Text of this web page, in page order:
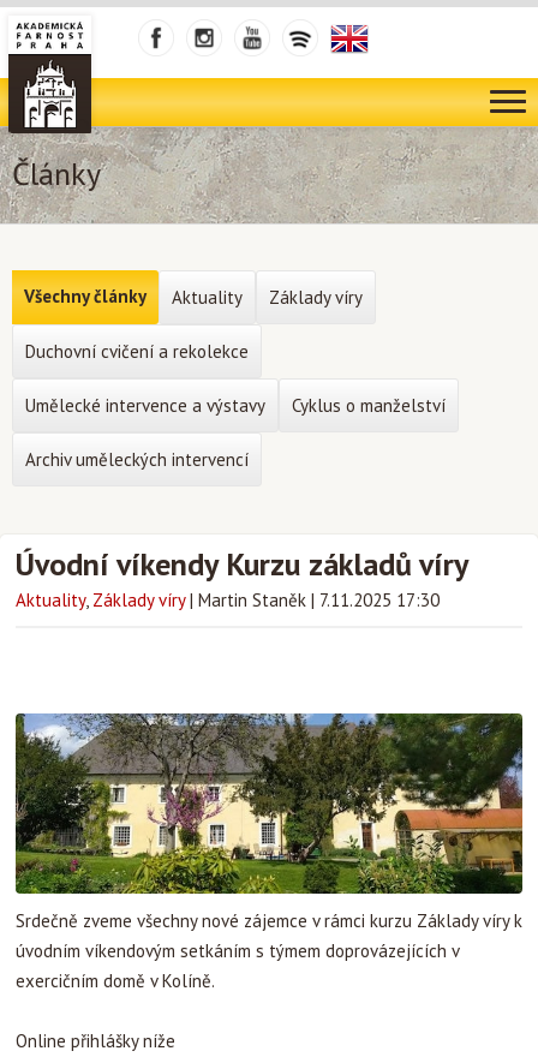
Články
Úvodní víkendy Kurzu základů víry
Aktuality, Základy víry | Martin Staněk | 7.11.2025 17:30
Srdečně zveme všechny nové zájemce v rámci kurzu Základy víry k
úvodním víkendovým setkáním s týmem doprovázejících v
exercičním domě v Kolíně.
Online přihlášky níže
Všechny články Aktuality Základy víry
Duchovní cvičení a rekolekce
Umělecké intervence a výstavy Cyklus o manželství
Archiv uměleckých intervencí